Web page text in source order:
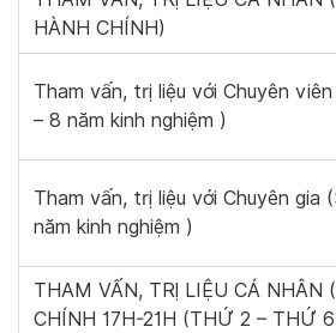
HÀNH CHÍNH)
Tham vấn, trị liệu với Chuyên
– 8 năm kinh nghiệm )
Tham vấn, trị liệu với Chuyên gia
năm kinh nghiệm )
THAM VẤN, TRỊ LIỆU CÁ NHÂN
CHÍNH 17H-21H (THỨ 2 – THỨ